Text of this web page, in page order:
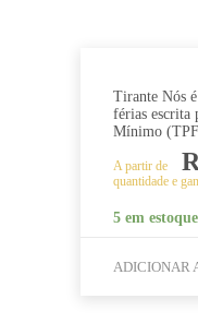
Tirante Nós
férias escrita
Mínimo
A partir de
quantidade e
5 em estoque
ADICIONAR